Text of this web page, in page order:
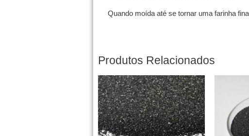
Quando moída até se tornar uma farinha
Produtos Relacionados